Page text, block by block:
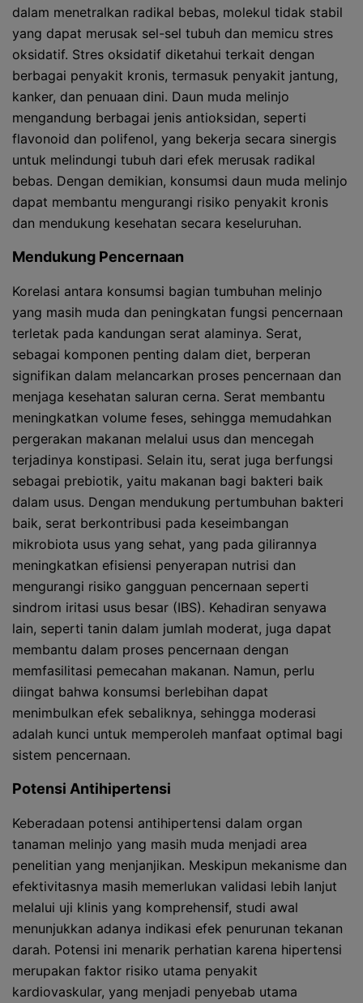
dalam menetralkan radikal bebas, molekul tidak stabil
yang dapat merusak sel-sel tubuh dan memicu stres
oksidatif. Stres oksidatif diketahui terkait dengan
berbagai penyakit kronis, termasuk penyakit jantung,
kanker, dan penuaan dini. Daun muda melinjo
mengandung berbagai jenis antioksidan, seperti
flavonoid dan polifenol, yang bekerja secara sinergis
untuk melindungi tubuh dari efek merusak radikal
bebas. Dengan demikian, konsumsi daun muda melinjo
dapat membantu mengurangi risiko penyakit kronis
dan mendukung kesehatan secara keseluruhan.
Mendukung Pencernaan
Korelasi antara konsumsi bagian tumbuhan melinjo
yang masih muda dan peningkatan fungsi pencernaan
terletak pada kandungan serat alaminya. Serat,
sebagai komponen penting dalam diet, berperan
signifikan dalam melancarkan proses pencernaan dan
menjaga kesehatan saluran cerna. Serat membantu
meningkatkan volume feses, sehingga memudahkan
pergerakan makanan melalui usus dan mencegah
terjadinya konstipasi. Selain itu, serat juga berfungsi
sebagai prebiotik, yaitu makanan bagi bakteri baik
dalam usus. Dengan mendukung pertumbuhan bakteri
baik, serat berkontribusi pada keseimbangan
mikrobiota usus yang sehat, yang pada gilirannya
meningkatkan efisiensi penyerapan nutrisi dan
mengurangi risiko gangguan pencernaan seperti
sindrom iritasi usus besar (IBS). Kehadiran senyawa
lain, seperti tanin dalam jumlah moderat, juga dapat
membantu dalam proses pencernaan dengan
memfasilitasi pemecahan makanan. Namun, perlu
diingat bahwa konsumsi berlebihan dapat
menimbulkan efek sebaliknya, sehingga moderasi
adalah kunci untuk memperoleh manfaat optimal bagi
sistem pencernaan.
Potensi Antihipertensi
Keberadaan potensi antihipertensi dalam organ
tanaman melinjo yang masih muda menjadi area
penelitian yang menjanjikan. Meskipun mekanisme dan
efektivitasnya masih memerlukan validasi lebih lanjut
melalui uji klinis yang komprehensif, studi awal
menunjukkan adanya indikasi efek penurunan tekanan
darah. Potensi ini menarik perhatian karena hipertensi
merupakan faktor risiko utama penyakit
kardiovaskular, yang menjadi penyebab utama